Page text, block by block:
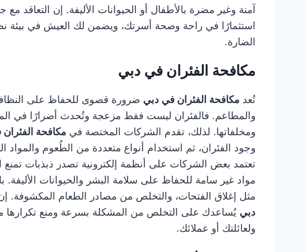
آمنة وغير مضرة بالأطفال أو الحيوانات الأليفة. إن
استثمارًا في راحة وصحة أسرتك، ويضمن لك العيش في بيئة
الضارة.
مكافحة الفئران في دبي
تُعدمكافحة الفئران في دبي ضرورة قصوى للحفاظ على
والمطاعم. فالفئران ليست فقط مزعجة وتُحدث أضرارًا في
ومخلفاتها. لذلك، تقدم الشركات المختصة فيمكافحة
وجود الفئران، ثم استخدام أنواع متعددة من الطُعوم والمواد
تعتمد بعض الشركات على أنظمة إلكترونية تصدر ذبذبات تمنع
مواد غير سامة للحفاظ على سلامة البشر والحيوانات الأليفة.
مثل إغلاق الفتحات، والتخلص من مصادر الطعام المكشوفة.
دبي يُساعدك على التخلص من المشكلة بسرعة ومنع تكرارها
ولعائلتك أو عملائك.